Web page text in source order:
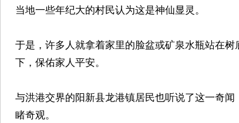
当地一些年纪大的村民认为这是神仙显灵。
于是，许多人就拿着家里的脸盆或矿泉水瓶站在树
下，保佑家人平安。
与洪港交界的阳新县龙港镇居民也听说了这一奇
睹奇观。